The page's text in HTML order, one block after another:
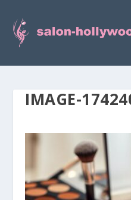
IMAGE-